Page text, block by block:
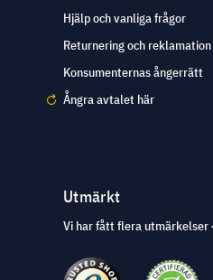
Hjälp och vanliga frågor
Returnering och reklamation
Konsumenternas ångerrätt
Ångra avtalet här
Utmärkt
Vi har fått flera utmärkelser